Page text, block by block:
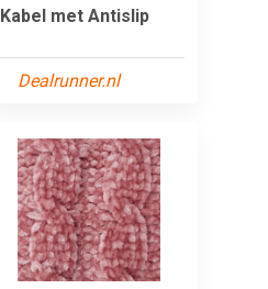
Kabel met Antislip
Dealrunner.nl